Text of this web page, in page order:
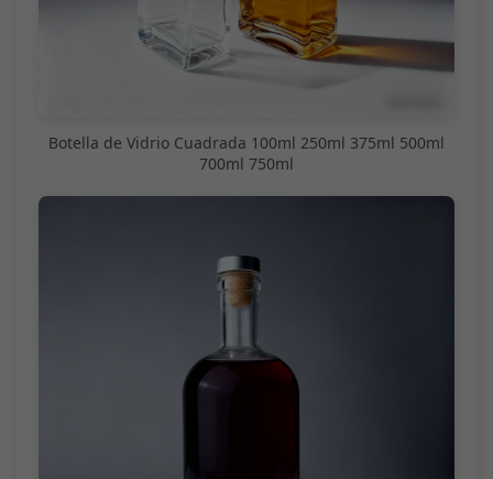
Botella de Vidrio Cuadrada 100ml 250ml 375ml 500ml
700ml 750ml